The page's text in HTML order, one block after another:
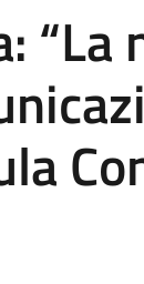
“La